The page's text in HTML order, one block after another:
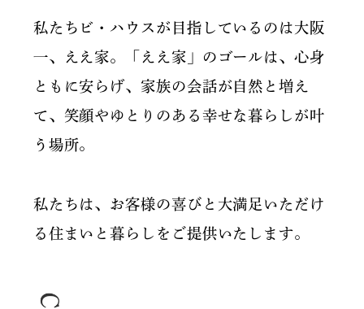
私たちビ・ハウスが目指しているのは大阪
一、ええ家。
「ええ家」のゴールは、心身
ともに安らげ、家族の会話が自然と増え
て、 笑顔やゆとりのある幸せな暮らしが叶
う場所。
私たちは、お客様の喜びと大満足いただけ
る住まいと暮らしをご提供いたします。